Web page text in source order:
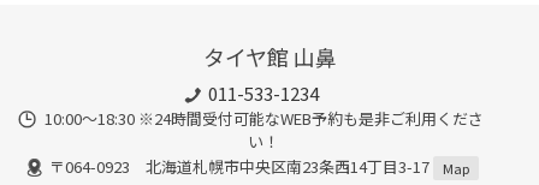
タイヤ館 山鼻
011-533-1234
10:00～18:30 ※24時間受付可能なWEB予約も是非ご利用くださ
い！
〒064-0923 北海道札幌市中央区南23条西14丁目3-17
Map